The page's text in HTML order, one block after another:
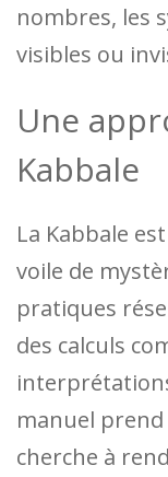
nombres, les
visibles ou
Une
Kabbale
La Kabbale
voile de
pratiques
des calculs
manuel
cherche à